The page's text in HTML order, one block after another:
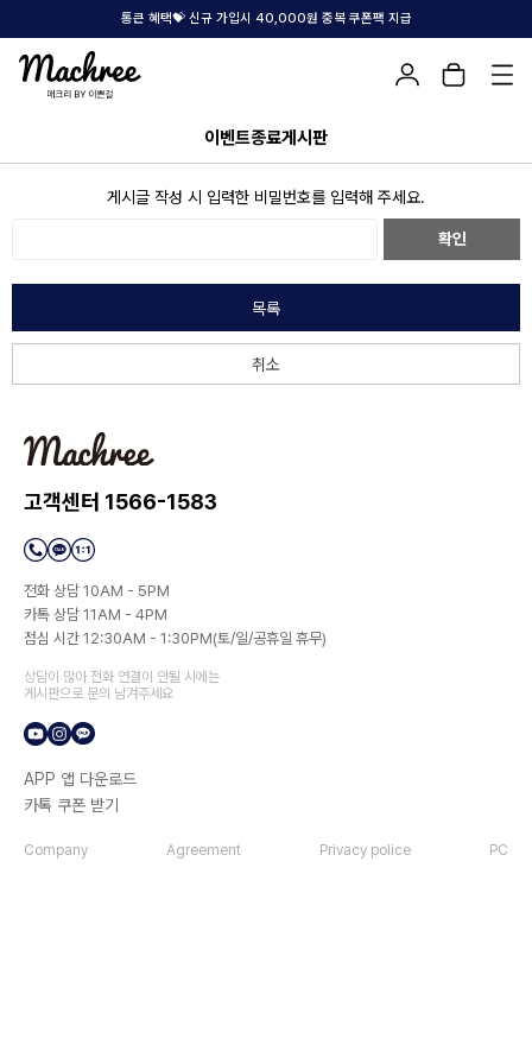
통큰 혜택💝 신규 가입시 40,000원 중복 쿠폰팩 지급
이벤트종료게시판
게시글 작성 시 입력한 비밀번호를 입력해 주세요.
확인
목록
취소
고객센터 1566-1583
전화 상담 10AM - 5PM
카톡 상담 11AM - 4PM
점심 시간 12:30AM - 1:30PM(토/일/공휴일 휴무)
상담이 많아 전화 연결이 안될 시에는
게시판으로 문의 남겨주세요
APP 앱 다운로드
카톡 쿠폰 받기
Company Agreement Privacy police PC